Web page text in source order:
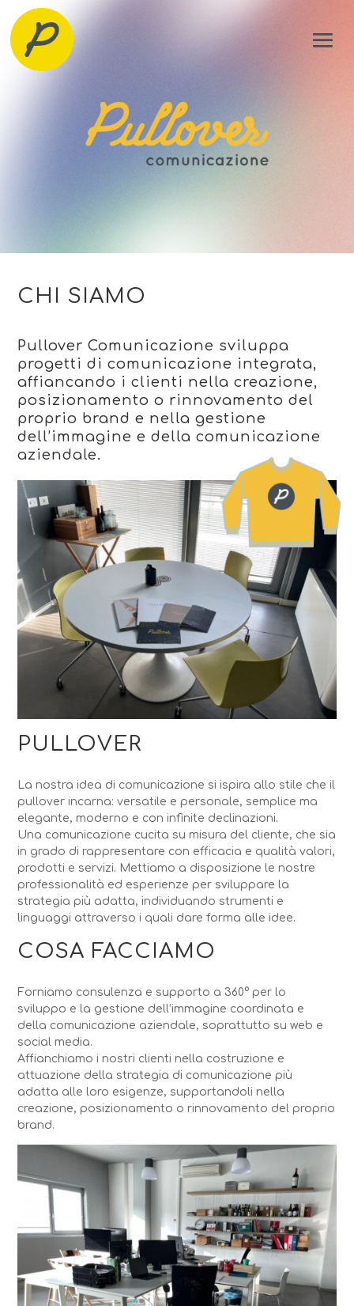
CHI SIAMO
Pullover Comunicazione sviluppa
progetti di comunicazione integrata,
affiancando i clienti nella creazione,
posizionamento o rinnovamento del
proprio brand e nella gestione
dell’immagine e della comunicazione
aziendale.
PULLOVER
La nostra idea di comunicazione si ispira allo stile che il
pullover incarna: versatile e personale, semplice ma
elegante, moderno e con infinite declinazioni.
Una comunicazione cucita su misura del cliente, che sia
in grado di rappresentare con efficacia e qualità valori,
prodotti e servizi. Mettiamo a disposizione le nostre
professionalità ed esperienze per sviluppare la
strategia più adatta, individuando strumenti e
linguaggi attraverso i quali dare forma alle idee.
COSA FACCIAMO
Forniamo consulenza e supporto a 360° per lo
sviluppo e la gestione dell’immagine coordinata e
della comunicazione aziendale, soprattutto su web e
social media.
Affianchiamo i nostri clienti nella costruzione e
attuazione della strategia di comunicazione più
adatta alle loro esigenze, supportandoli nella
creazione, posizionamento o rinnovamento del proprio
brand.